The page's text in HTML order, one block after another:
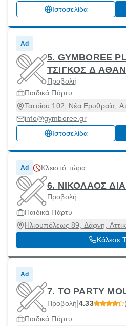
Ιστοσελίδα
Ad
5. GYMBOREE
ΤΣΙΓΚΟΣ Δ
Προβολή
Παιδικά Πάρτυ
Τατοΐου 102, Νέα Ερυθραία,
info@gymboree.gr
Ιστοσελίδα
Ad Κλειστό τώρα
6. ΝΙΚΟΛΑΟΣ
Προβολή
Παιδικά Πάρτυ
Ηλιουπόλεως 89, Δάφνη,
Κάλεσε
Ad
7. TO PARTY
Προβολή 4.33
Παιδικά Πάρτυ